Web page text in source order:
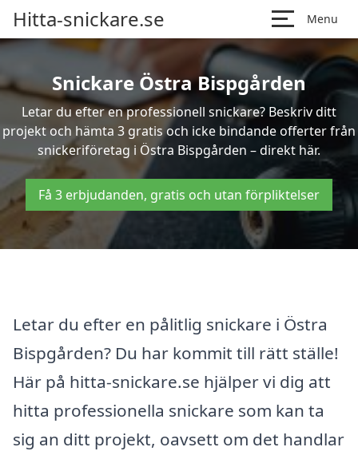
Hitta-snickare.se Menu
Snickare Östra Bispgården
Letar du efter en professionell snickare? Beskriv ditt
projekt och hämta 3 gratis och icke bindande offerter från
snickeriföretag i Östra Bispgården – direkt här.
Få 3 erbjudanden, gratis och utan förpliktelser
Letar du efter en pålitlig snickare i Östra
Bispgården? Du har kommit till rätt ställe!
Här på hitta-snickare.se hjälper vi dig att
hitta professionella snickare som kan ta
sig an ditt projekt, oavsett om det handlar